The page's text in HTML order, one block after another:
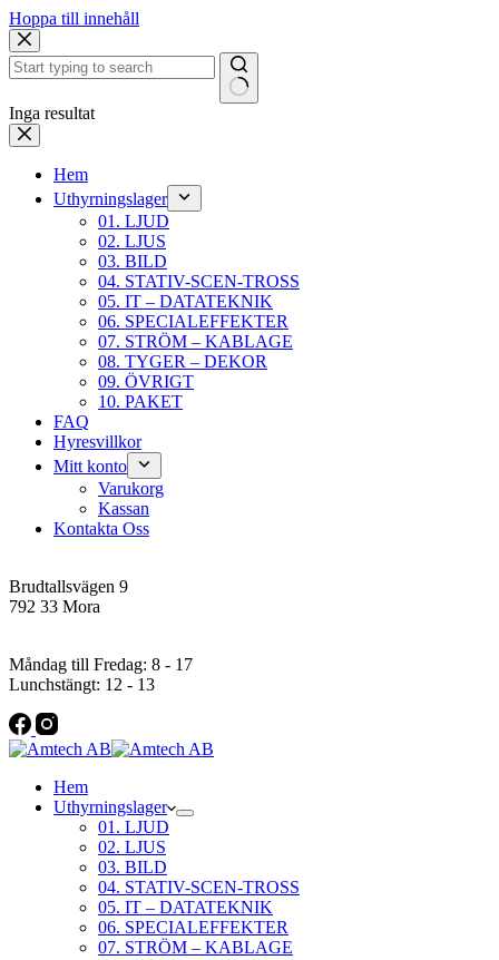
Hoppa till innehåll
Inga resultat
Hem
Uthyrningslager
01. LJUD
02. LJUS
03. BILD
04. STATIV-SCEN-TROSS
05. IT – DATATEKNIK
06. SPECIALEFFEKTER
07. STRÖM – KABLAGE
08. TYGER – DEKOR
09. ÖVRIGT
10. PAKET
FAQ
Hyresvillkor
Mitt konto
Varukorg
Kassan
Kontakta Oss
Brudtallsvägen 9
792 33 Mora
Måndag till Fredag: 8 - 17
Lunchstängt: 12 - 13
Hem
Uthyrningslager
01. LJUD
02. LJUS
03. BILD
04. STATIV-SCEN-TROSS
05. IT – DATATEKNIK
06. SPECIALEFFEKTER
07. STRÖM – KABLAGE